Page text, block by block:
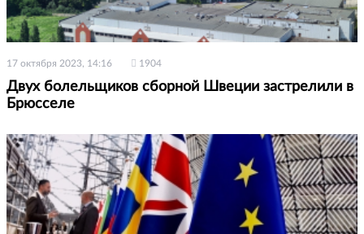
17 октября 2023, 14:16 1904
Двух болельщиков сборной Швеции застрелили в
Брюсселе